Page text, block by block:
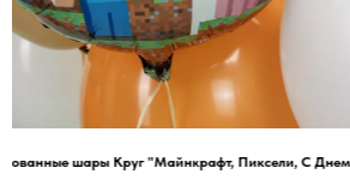
шары Круг "Майнкрафт, Пиксели, С Днем